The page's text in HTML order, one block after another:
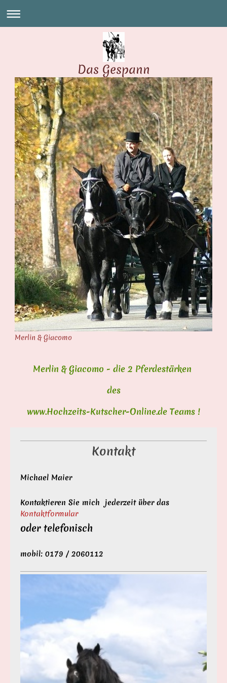
Das Gespann
Merlin & Giacomo
Merlin & Giacomo - die 2 Pferdestärken
des
www.Hochzeits-Kutscher-Online.de Teams !
Kontakt
Michael Maier
Kontaktieren Sie mich jederzeit über das
Kontaktformular
oder telefonisch
mobil: 0179 / 2060112